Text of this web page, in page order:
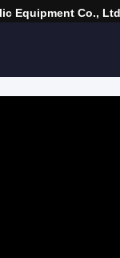
Equipment Co.,